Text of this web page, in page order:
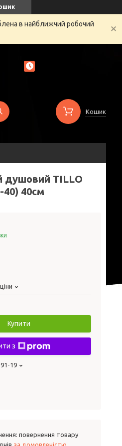
в найближчий робочий
Кошик
душовий TILLO
40) 40см
Купити
з
19
повернення товару
за домовленістю